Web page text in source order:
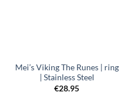
Mei’s Viking The Runes | ring
| Stainless Steel
€28.95